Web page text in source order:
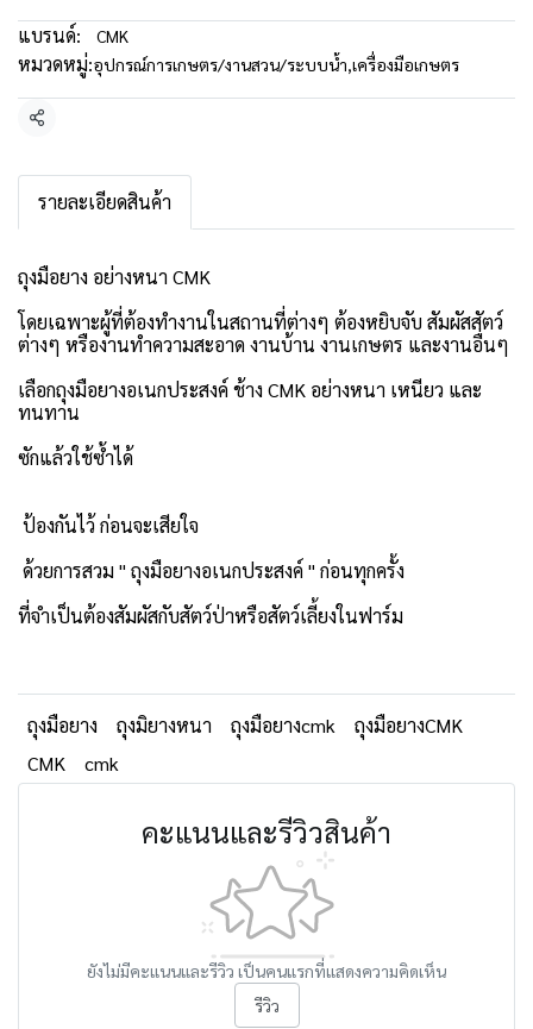
แบรนด์:
CMK
หมวดหมู่:อุปกรณ์การเกษตร/งานสวน/ระบบน้ำ,เครื่องมือเกษตร
แชร์
รายละเอียดสินค้า
ถุงมือยาง อย่างหนา CMK
โดยเฉพาะผู้ที่ต้องทำงานในสถานที่ต่างๆ ต้องหยิบจับ สัมผัสสัตว์
ต่างๆ หรืองานทำความสะอาด งานบ้าน งานเกษตร และงานอื่นๆ
เลือกถุงมือยางอเนกประสงค์ ช้าง CMK อย่างหนา เหนียว และ
ทนทาน
ซักแล้วใช้ซ้ำได้
ป้องกันไว้ ก่อนจะเสียใจ
ด้วยการสวม " ถุงมือยางอเนกประสงค์ " ก่อนทุกครั้ง
ที่จำเป็นต้องสัมผัสกับสัตว์ป่าหรือสัตว์เลี้ยงในฟาร์ม
ถุงมือยาง ถุงมิยางหนา ถุงมือยางcmk
ถุงมือยางCMK
CMK
cmk
คะแนนและรีวิวสินค้า
ยังไม่มีคะแนนและรีวิว เป็นคนแรกที่แสดงความคิดเห็น
รีวิว